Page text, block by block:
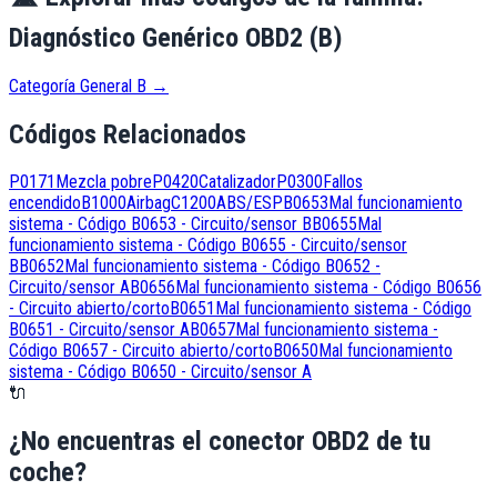
Diagnóstico Genérico OBD2 (B)
Categoría General B →
Códigos Relacionados
P0171 Mezcla pobre P0420CatalizadorP0300 Fallos
encendido B1000AirbagC1200ABS/ESP B0653 Mal funcionamiento
sistema - Código B0653 - Circuito/sensor B B0655 Mal
funcionamiento sistema - Código B0655 - Circuito/sensor
B B0652Mal funcionamiento sistema - Código B0652 -
Circuito/sensor AB0656 Mal funcionamiento sistema - Código B0656
- Circuito abierto/corto B0651 Mal funcionamiento sistema - Código
B0651 - Circuito/sensor AB0657Mal funcionamiento sistema -
Código B0657 - Circuito abierto/corto B0650 Mal funcionamiento
sistema - Código B0650 - Circuito/sensor A
🔌
¿No encuentras el conector OBD2 de tu
coche?